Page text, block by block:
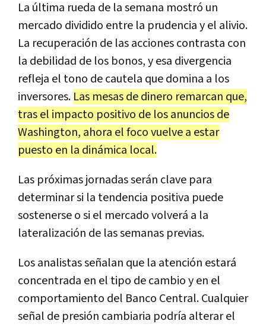
La última rueda de la semana mostró un
mercado dividido entre la prudencia y el alivio.
La recuperación de las acciones contrasta con
la debilidad de los bonos, y esa divergencia
refleja el tono de cautela que domina a los
inversores. Las mesas de dinero remarcan que,
tras el impacto positivo de los anuncios de
Washington, ahora el foco vuelve a estar
puesto en la dinámica local.
Las próximas jornadas serán clave para
determinar si la tendencia positiva puede
sostenerse o si el mercado volverá a la
lateralización de las semanas previas.
Los analistas señalan que la atención estará
concentrada en el tipo de cambio y en el
comportamiento del Banco Central. Cualquier
señal de presión cambiaria podría alterar el